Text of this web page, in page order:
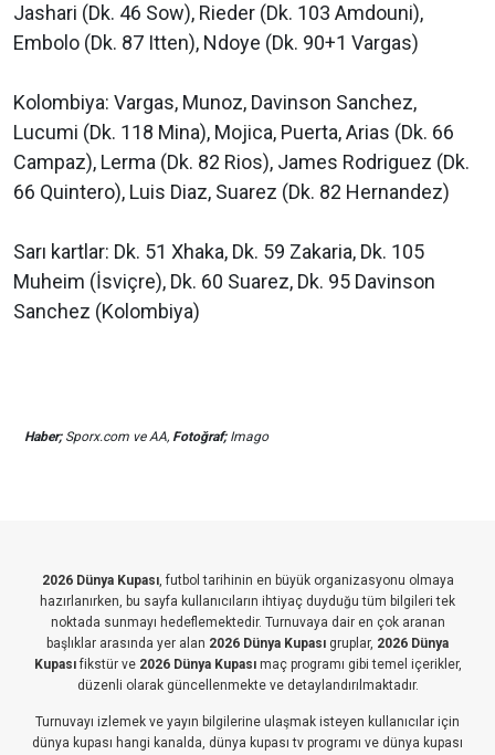
Jashari (Dk. 46 Sow), Rieder (Dk. 103 Amdouni),
Embolo (Dk. 87 Itten), Ndoye (Dk. 90+1 Vargas)
Kolombiya: Vargas, Munoz, Davinson Sanchez,
Lucumi (Dk. 118 Mina), Mojica, Puerta, Arias (Dk. 66
Campaz), Lerma (Dk. 82 Rios), James Rodriguez (Dk.
66 Quintero), Luis Diaz, Suarez (Dk. 82 Hernandez)
Sarı kartlar: Dk. 51 Xhaka, Dk. 59 Zakaria, Dk. 105
Muheim (İsviçre), Dk. 60 Suarez, Dk. 95 Davinson
Sanchez (Kolombiya)
Haber;Sporx.com ve AA, Fotoğraf;Imago
2026 Dünya Kupası, futbol tarihinin en büyük organizasyonu olmaya
hazırlanırken, bu sayfa kullanıcıların ihtiyaç duyduğu tüm bilgileri tek
noktada sunmayı hedeflemektedir. Turnuvaya dair en çok aranan
başlıklar arasında yer alan 2026 Dünya Kupası gruplar, 2026 Dünya
Kupasıfikstür ve 2026 Dünya Kupasımaç programı gibi temel içerikler,
düzenli olarak güncellenmekte ve detaylandırılmaktadır.
Turnuvayı izlemek ve yayın bilgilerine ulaşmak isteyen kullanıcılar için
dünya kupası hangi kanalda, dünya kupası tv programı ve dünya kupası